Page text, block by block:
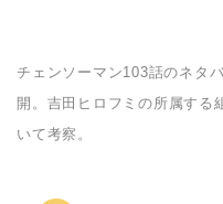
チェンソーマン103話のネタ
開。吉田ヒロフミの所属する
いて考察。